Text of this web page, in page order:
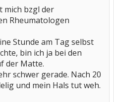
mich bzgl der
Rheumatologen
Stunde am Tag selbst
bin ich ja bei den
der Matte.
schwer gerade. Nach 20
und mein Hals tut weh.